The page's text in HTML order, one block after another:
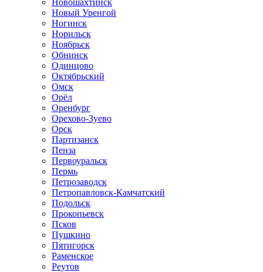
Новошахтинск
Новый Уренгой
Ногинск
Норильск
Ноябрьск
Обнинск
Одинцово
Октябрьский
Омск
Орёл
Оренбург
Орехово-Зуево
Орск
Партизанск
Пенза
Первоуральск
Пермь
Петрозаводск
Петропавловск-Камчатский
Подольск
Прокопьевск
Псков
Пушкино
Пятигорск
Раменское
Реутов